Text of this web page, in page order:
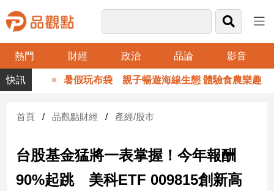
熱門 財經 政治 品論 影音
品
觀
財
台
財
暑假玩布袋 親子暢遊海線生態 體驗食農樂趣
首頁 品觀點財經 產經/股市
台股基金猛將一表掌握！今年報酬
90%起跳 美科ETF 009815創新高